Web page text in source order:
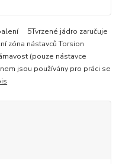
5Tvrzené jádro zaručuje
zóna nástavců Torsion
(pouze nástavce
jsou používány pro práci se